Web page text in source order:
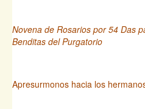
Novena de Rosarios por 54 Das
Benditas del Purgatorio
Apresurmonos hacia los